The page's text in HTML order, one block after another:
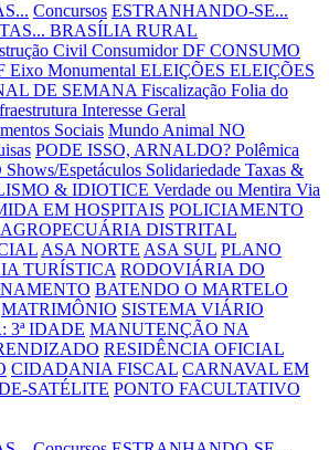
Concursos ESTRANHANDO-SE...
BRASÍLIA RURAL
Civil Consumidor DF CONSUMO
Eixo Monumental ELEIÇÕES ELEIÇÕES
DE SEMANAFiscalização Folia do
Interesse Geral
Sociais Mundo Animal NO
PODE ISSO, ARNALDO? Polêmica
Shows/Espetáculos Solidariedade Taxas &
& IDIOTICE Verdade ou Mentira Via
EM HOSPITAIS POLICIAMENTO
AGROPECUÁRIA DISTRITAL
ASA NORTE ASA SUL PLANO
TURÍSTICA RODOVIÁRIA DO
BATENDO O MARTELO
MATRIMÔNIO SISTEMA VIÁRIO
3ª IDADE MANUTENÇÃO NA
RESIDÊNCIA OFICIAL
CIDADANIA FISCAL CARNAVAL EM
SATÉLITE PONTO FACULTATIVO